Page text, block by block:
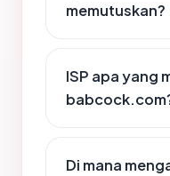
memutuskan?
ISP apa yang
Di mana